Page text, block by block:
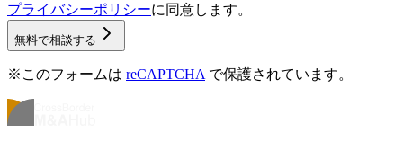
プライバシーポリシーに同意します。
無料で相談する
※このフォームは reCAPTCHA で保護されています。